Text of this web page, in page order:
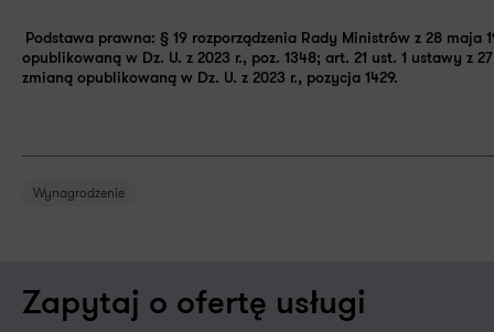
Podstawa prawna: § 19 rozporządzenia Rady Ministrów z 28
opublikowaną w Dz. U. z 2023 r., poz. 1348; art. 21 ust. 1 ustawy z
zmianą opublikowaną w Dz. U. z 2023 r., pozycja 1429.
Wynagrodzenie
Zapytaj o ofertę usługi